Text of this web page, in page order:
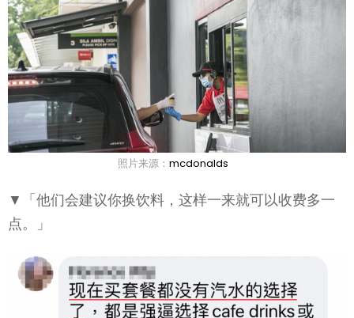
照片来源： mcdonalds
▼「他们会建议你换饮料，这样一来就可以收费多一
点。」